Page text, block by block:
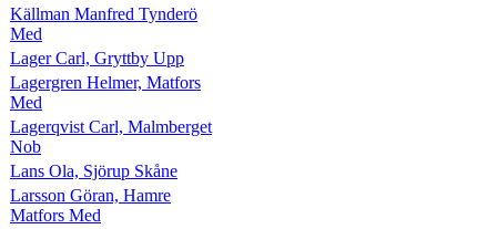
Källman Manfred Tynderö
Med
Lager Carl, Gryttby Upp
Lagergren Helmer, Matfors
Med
Lagerqvist Carl, Malmberget
Nob
Lans Ola, Sjörup Skåne
Larsson Göran, Hamre
Matfors Med